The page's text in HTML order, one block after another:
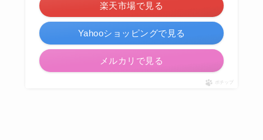
楽天市場で見る
Yahooショッピングで見る
メルカリで見る
ポチップ